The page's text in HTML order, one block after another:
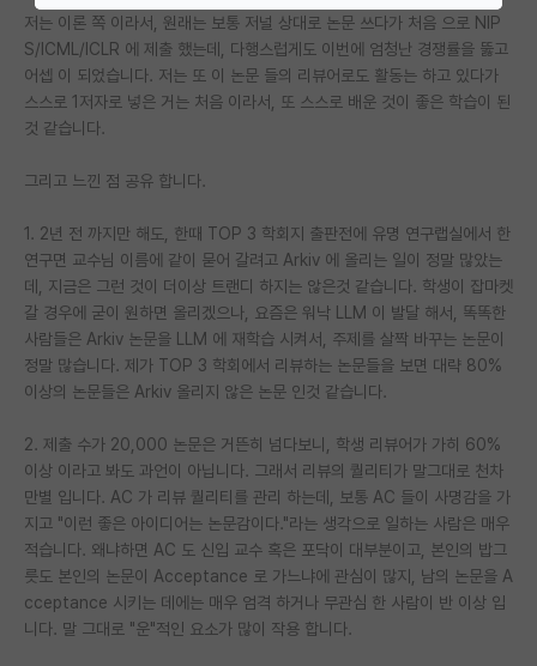
연구실(PI) 홍보 게시판
석박사 채용 정보 게시판
임용 정보 게시판
학부 인턴 게시판
취업 게시판
임용 후기 게시판
PI 전용 게시판
인문사회 계열 게시판
반도체/AI 게시판
장학금/장학생 게시판
학술 정보 게시판
홍보 게시판
저는 이론 쪽 이라서, 원래는 보통 저널 상대로 논문 쓰다가 처음 으로 NIP
S/ICML/ICLR 에 제출 했는데, 다행스럽게도 이번에 엄청난 경쟁률을 뚫고
어셉 이 되었습니다. 저는 또 이 논문 들의 리뷰어로도 활동는 하고 있다가
스스로 1저자로 넣은 거는 처음 이라서, 또 스스로 배운 것이 좋은 학습이 된
것 같습니다.
그리고 느낀 점 공유 합니다.
1. 2년 전 까지만 해도, 한때 TOP 3 학회지 출판전에 유명 연구랩실에서 한
연구면 교수님 이름에 같이 묻어 갈려고 Arkiv 에 올리는 일이 정말 많았는
데, 지금은 그런 것이 더이상 트랜디 하지는 않은것 같습니다. 학생이 잡마켓
갈 경우에 굳이 원하면 올리겠으나, 요즘은 워낙 LLM 이 발달 해서, 똑똑한
사람들은 Arkiv 논문을 LLM 에 재학습 시켜서, 주제를 살짝 바꾸는 논문이
정말 많습니다. 제가 TOP 3 학회에서 리뷰하는 논문들을 보면 대략 80%
이상의 논문들은 Arkiv 올리지 않은 논문 인것 같습니다.
2. 제출 수가 20,000 논문은 거뜬히 넘다보니, 학생 리뷰어가 가히 60%
이상 이라고 봐도 과언이 아닙니다. 그래서 리뷰의 퀄리티가 말그대로 천차
만별 입니다. AC 가 리뷰 퀄리티를 관리 하는데, 보통 AC 들이 사명감을 가
지고 "이런 좋은 아이디어는 논문감이다."라는 생각으로 일하는 사람은 매우
적습니다. 왜냐하면 AC 도 신입 교수 혹은 포닥이 대부분이고, 본인의 밥그
릇도 본인의 논문이 Acceptance 로 가느냐에 관심이 많지, 남의 논문을 A
cceptance 시키는 데에는 매우 엄격 하거나 무관심 한 사람이 반 이상 입
니다. 말 그대로 "운"적인 요소가 많이 작용 합니다.